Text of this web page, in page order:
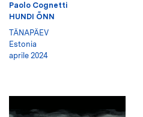
Paolo Cognetti
HUNDI ÕNN
TÄNAPÄEV
Estonia
aprile 2024